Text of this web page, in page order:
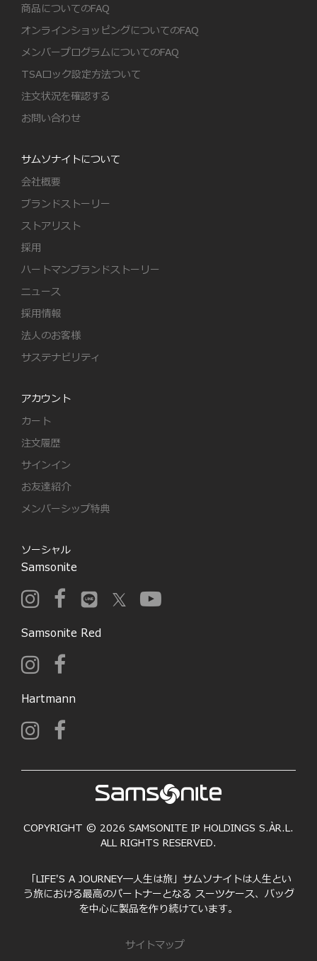
商品についてのFAQ
オンラインショッピングについてのFAQ
メンバープログラムについてのFAQ
TSAロック設定方法ついて
注文状況を確認する
お問い合わせ
サムソナイトについて
会社概要
ブランドストーリー
ストアリスト
採用
ハートマンブランドストーリー
ニュース
採用情報
法人のお客様
サステナビリティ
アカウント
カート
注文履歴
サインイン
お友達紹介
メンバーシップ特典
ソーシャル
Samsonite
Samsonite Red
Hartmann
COPYRIGHT © 2026 SAMSONITE IP HOLDINGS S.ÀR.L.
ALL RIGHTS RESERVED.
「LIFE'S A JOURNEY―人生は旅」サムソナイトは人生とい
う旅における最高のパートナーとなる スーツケース、バッグ
を中心に製品を作り続けています。
サイトマップ